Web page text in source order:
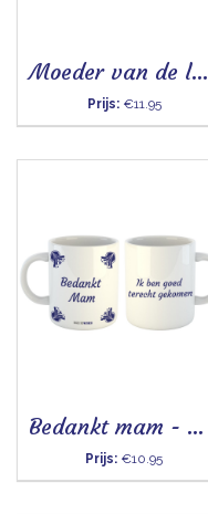
Moeder van de leukste zoon (bloem) - Mok
Prijs:€11.95
Bedankt mam - Mok
Prijs: €10.95